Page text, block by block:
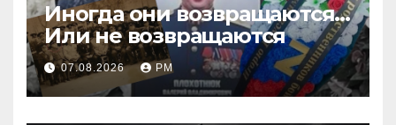
Иногда они возвращаются…
Или не возвращаются
07.08.2026 РМ